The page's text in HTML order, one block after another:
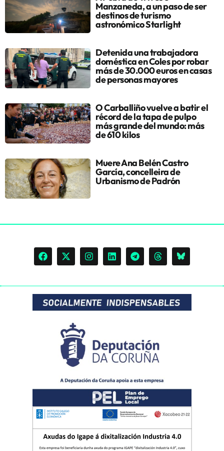
Manzaneda, a un paso de ser
destinos de turismo
astronómico Starlight
Detenida una trabajadora
doméstica en Coles por robar
más de 30.000 euros en casas
de personas mayores
O Carballiño vuelve a batir el
récord de la tapa de pulpo
más grande del mundo: más
de 610 kilos
Muere Ana Belén Castro
García, concelleira de
Urbanismo de Padrón